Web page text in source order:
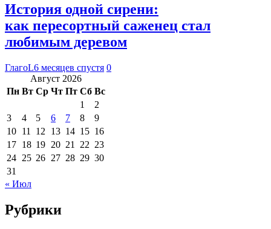
История одной сирени:
как пересортный саженец стал
любимым деревом
ГлагоL6 месяцев спустя 0
Август 2026
Пн Вт Ср Чт Пт Сб Вс
1
2
3
4 5 6 7 8
9
10 11 12 13 14 15 16
17 18 19 20 21 22 23
24 25 26 27 28 29 30
31
« Июл
Рубрики